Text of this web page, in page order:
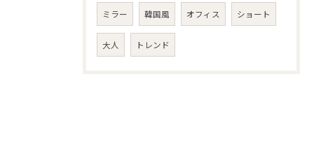
ミラー 韓国風 オフィス ショート
大人 トレンド